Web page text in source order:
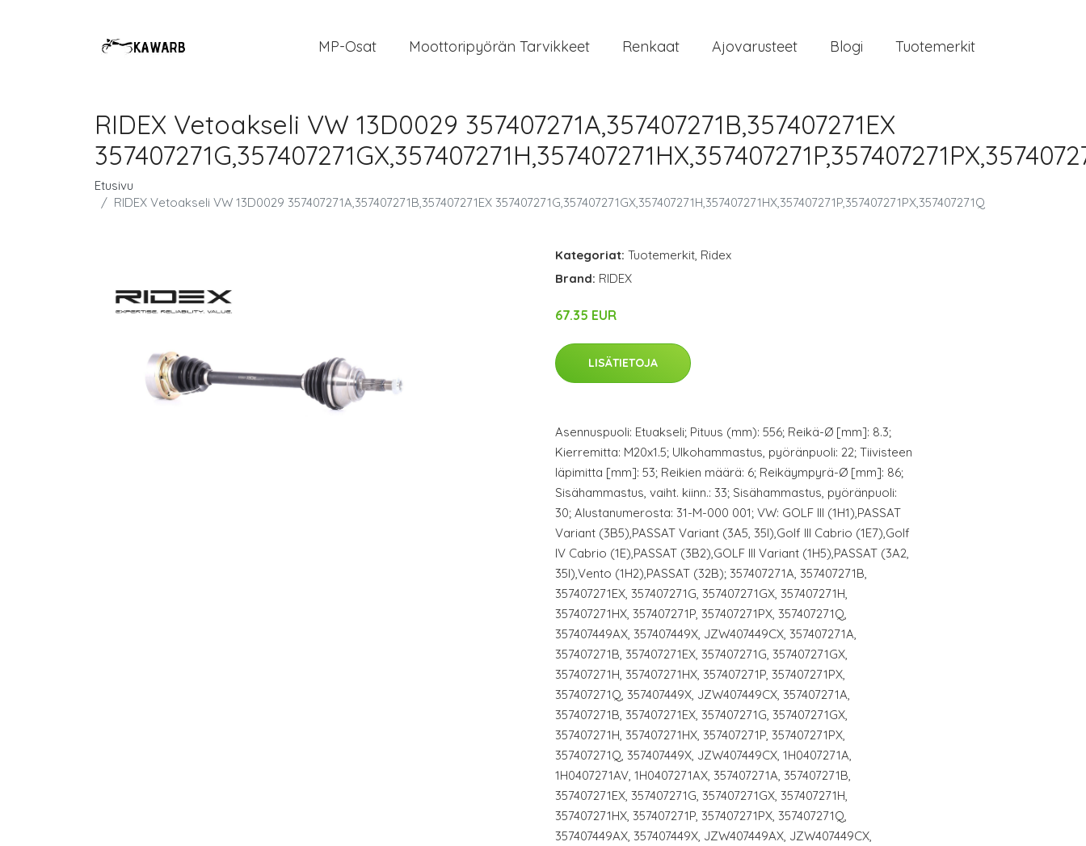
MP-Osat Moottoripyörän Tarvikkeet Renkaat Ajovarusteet Blogi Tuotemerkit
RIDEX Vetoakseli VW 13D0029 357407271A,357407271B,357407271EX
Etusivu
RIDEX Vetoakseli VW 13D0029 357407271A,357407271B,357407271EX 357407271G,357407271GX,357407271H,357407271HX,357407271P,357407271PX,357407271Q
Kategoriat: Tuotemerkit, Ridex
Brand: RIDEX
67.35 EUR
LISÄTIETOJA
Asennuspuoli: Etuakseli; Pituus (mm): 556; Reikä-Ø [mm]: 8.3;
Kierremitta: M20x1.5; Ulkohammastus, pyöränpuoli: 22; Tiivisteen
läpimitta [mm]: 53; Reikien määrä: 6; Reikäympyrä-Ø [mm]: 86;
Sisähammastus, vaiht. kiinn.: 33; Sisähammastus, pyöränpuoli:
30; Alustanumerosta: 31-M-000 001; VW: GOLF III (1H1),PASSAT
Variant (3B5),PASSAT Variant (3A5, 35I),Golf III Cabrio (1E7),Golf
IV Cabrio (1E),PASSAT (3B2),GOLF III Variant (1H5),PASSAT (3A2,
35I),Vento (1H2),PASSAT (32B); 357407271A, 357407271B,
357407271EX, 357407271G, 357407271GX, 357407271H,
357407271HX, 357407271P, 357407271PX, 357407271Q,
357407449AX, 357407449X, JZW407449CX, 357407271A,
357407271B, 357407271EX, 357407271G, 357407271GX,
357407271H, 357407271HX, 357407271P, 357407271PX,
357407271Q, 357407449X, JZW407449CX, 357407271A,
357407271B, 357407271EX, 357407271G, 357407271GX,
357407271H, 357407271HX, 357407271P, 357407271PX,
357407271Q, 357407449X, JZW407449CX, 1H0407271A,
1H0407271AV, 1H0407271AX, 357407271A, 357407271B,
357407271EX, 357407271G, 357407271GX, 357407271H,
357407271HX, 357407271P, 357407271PX, 357407271Q,
357407449AX, 357407449X, JZW407449AX, JZW407449CX,